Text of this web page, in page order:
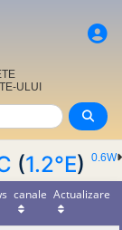
ULUI
0.6W
(1.2°E)
canale Actualizare